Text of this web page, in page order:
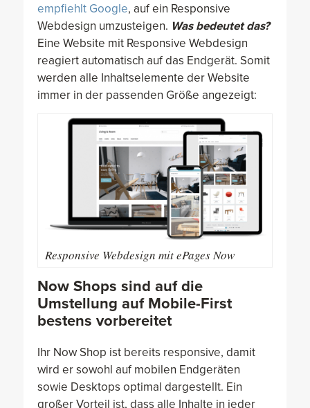
empfiehlt Google, auf ein Responsive
Webdesign umzusteigen. Was bedeutet das?
Eine Website mit Responsive Webdesign
reagiert automatisch auf das Endgerät. Somit
werden alle Inhaltselemente der Website
immer in der passenden Größe angezeigt:
Responsive Webdesign mit ePages Now
Now Shops sind auf die
Umstellung auf Mobile-First
bestens vorbereitet
Ihr Now Shop ist bereits responsive, damit
wird er sowohl auf mobilen Endgeräten
sowie Desktops optimal dargestellt. Ein
großer Vorteil ist, dass alle Inhalte in jeder